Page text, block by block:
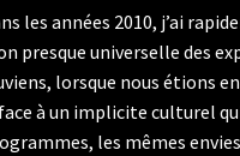
les années 2010, j’ai
presque universelle des
lorsque nous
à un implicite culturel
les mêmes